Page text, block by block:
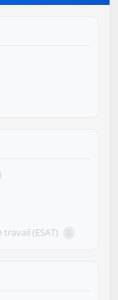
(ESAT) 0